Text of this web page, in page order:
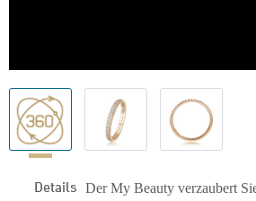
Details Der My Beauty verzaubert